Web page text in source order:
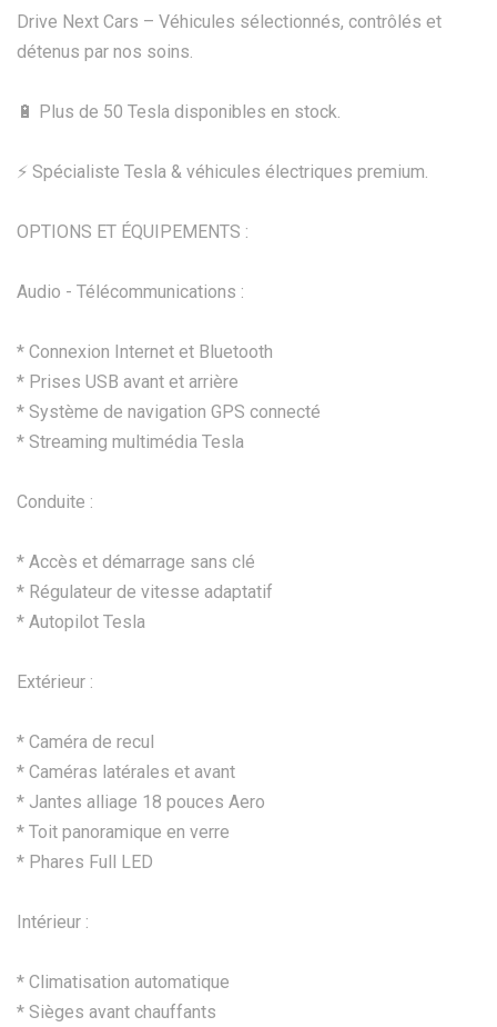
Drive Next Cars – Véhicules sélectionnés, contrôlés et
détenus par nos soins.
🔋 Plus de 50 Tesla disponibles en stock.
⚡ Spécialiste Tesla & véhicules électriques premium.
OPTIONS ET ÉQUIPEMENTS :
Audio - Télécommunications :
* Connexion Internet et Bluetooth
* Prises USB avant et arrière
* Système de navigation GPS connecté
* Streaming multimédia Tesla
Conduite :
* Accès et démarrage sans clé
* Régulateur de vitesse adaptatif
* Autopilot Tesla
Extérieur :
* Caméra de recul
* Caméras latérales et avant
* Jantes alliage 18 pouces Aero
* Toit panoramique en verre
* Phares Full LED
Intérieur :
* Climatisation automatique
* Sièges avant chauffants